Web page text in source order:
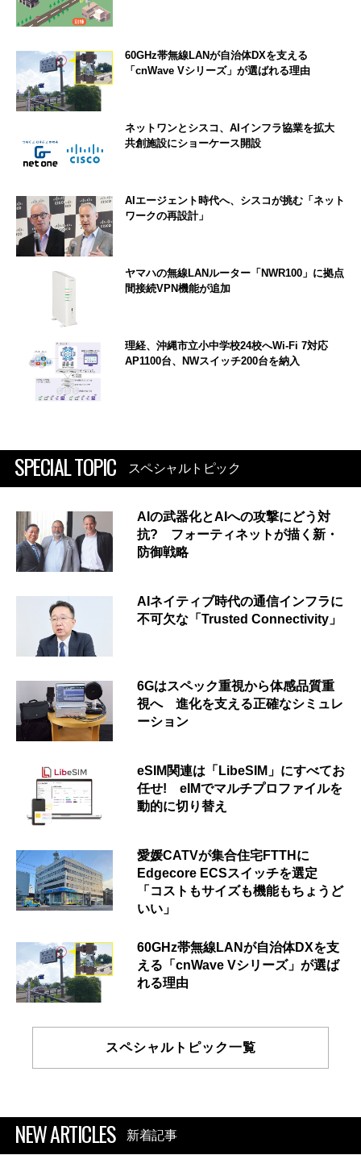
60GHz帯無線LANが自治体DXを支える
「cnWave Vシリーズ」が選ばれる理由
ネットワンとシスコ、AIインフラ協業を拡大
共創施設にショーケース開設
AIエージェント時代へ、シスコが挑む「ネット
ワークの再設計」
ヤマハの無線LANルーター「NWR100」に拠点
間接続VPN機能が追加
理経、沖縄市立小中学校24校へWi-Fi 7対応
AP1100台、NWスイッチ200台を納入
SPECIAL TOPIC スペシャルトピック
AIの武器化とAIへの攻撃にどう対
抗? フォーティネットが描く新・
防御戦略
AIネイティブ時代の通信インフラに
不可欠な「Trusted Connectivity」
6Gはスペック重視から体感品質重
視へ 進化を支える正確なシミュレ
ーション
eSIM関連は「LibeSIM」にすべてお
任せ! eIMでマルチプロファイルを
動的に切り替え
愛媛CATVが集合住宅FTTHに
Edgecore ECSスイッチを選定
「コストもサイズも機能もちょうど
いい」
60GHz帯無線LANが自治体DXを支
える「cnWave Vシリーズ」が選ば
れる理由
スペシャルトピック一覧
NEW ARTICLES 新着記事